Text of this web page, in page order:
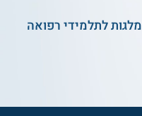
מלגות לתלמידי רפואה